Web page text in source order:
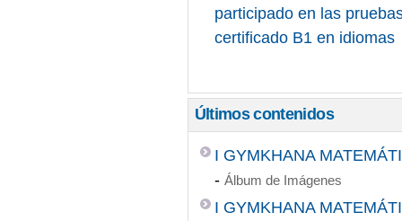
participado en las
certificado B1 en idiomas
Últimos contenidos
I GYMKHANA
- Álbum de Imágenes
I GYMKHANA